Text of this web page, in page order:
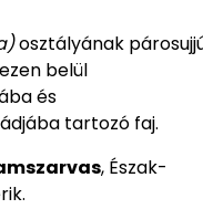
osztályának
belül
és
tartozó faj.
, Észak-